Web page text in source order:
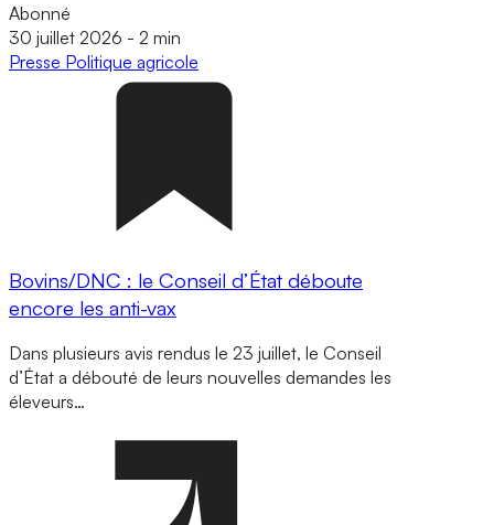
Abonné
30 juillet 2026 - 2 min
Presse Politique agricole
Bovins/DNC : le Conseil d’État déboute
encore les anti-vax
Dans plusieurs avis rendus le 23 juillet, le Conseil
d’État a débouté de leurs nouvelles demandes les
éleveurs…